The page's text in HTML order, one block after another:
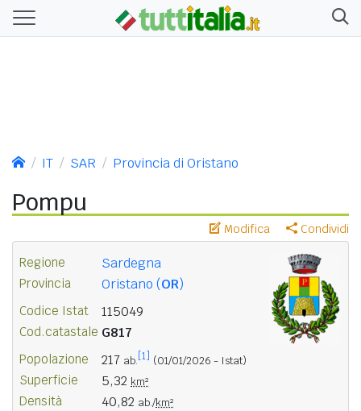
IT SAR Provincia di Oristano
Pompu
Modifica Condividi
Regione Sardegna
Provincia Oristano (OR)
Codice Istat 115049
Cod.catastale G817
Popolazione 217 ab. [1] (01/01/2026 - Istat)
Superficie 5,32 km²
Densità 40,82 ab./km²